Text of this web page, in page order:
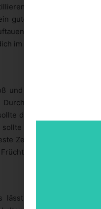
oder bittest
gutes Bild. Am besten
aus dem Weg.
im Fachmarkt über
und Klein. Für eine
das Bilden von
dir einfach die
die Erdbeere
Zeit. Erdbeeren
widerspiegelt.
lässt sich leicht